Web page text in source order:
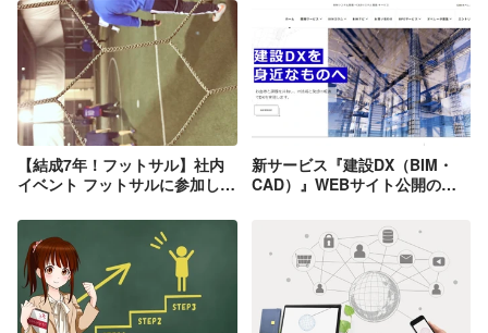
望する分野で活躍できる人財を育成し、
また社員自身の価値向上を目指していま
す。
【結成7年！フットサル】社内
イベント フットサルに参加して
新サービス『建設DX（BIM・
CAD）』WEBサイト公開のお